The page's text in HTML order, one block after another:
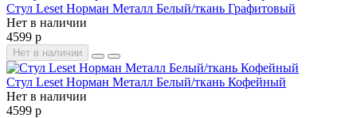
Стул Leset Норман Металл Белый/ткань Графитовый
Нет в наличии
4599 р
Нет в наличии
Стул Leset Норман Металл Белый/ткань Кофейный
Нет в наличии
4599 р